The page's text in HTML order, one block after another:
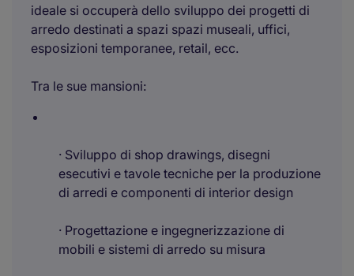
ideale si occuperà dello sviluppo dei progetti di
arredo destinati a spazi spazi museali, uffici,
esposizioni temporanee, retail, ecc.
Tra le sue mansioni:
· Sviluppo di shop drawings, disegni
esecutivi e tavole tecniche per la produzione
di arredi e componenti di interior design
· Progettazione e ingegnerizzazione di
mobili e sistemi di arredo su misura